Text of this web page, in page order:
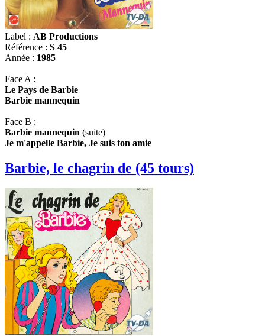
Label : AB Productions
Référence : S 45
Année : 1985
Face A :
Le Pays de Barbie
Barbie mannequin
Face B :
Barbie mannequin (suite)
Je m'appelle Barbie, Je suis ton amie
Barbie, le chagrin de (45 tours)